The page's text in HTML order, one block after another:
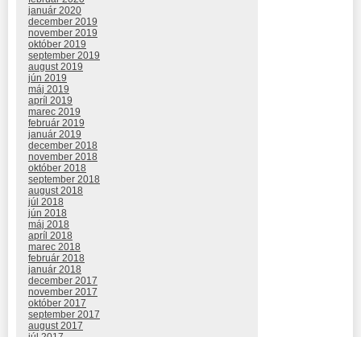
január 2020
december 2019
november 2019
október 2019
september 2019
august 2019
jún 2019
máj 2019
apríl 2019
marec 2019
február 2019
január 2019
december 2018
november 2018
október 2018
september 2018
august 2018
júl 2018
jún 2018
máj 2018
apríl 2018
marec 2018
február 2018
január 2018
december 2017
november 2017
október 2017
september 2017
august 2017